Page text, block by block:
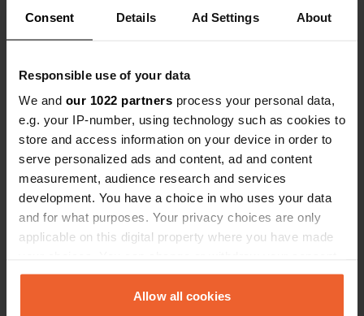
Consent Details Ad Settings About
Responsible use of your data
We and our 1022 partners process your personal data,
e.g. your IP-number, using technology such as cookies to
store and access information on your device in order to
serve personalized ads and content, ad and content
measurement, audience research and services
development. You have a choice in who uses your data
and for what purposes. Your privacy choices are only
applicable on this digital property where you have made
any time from the Cookie Declaration or by clicking on
the Privacy trigger icon.Allow all cookies
44.27717 11.589
6094
Passer àPRO+
pour toutes les coordonnées PRO+
Carte
Afficher sur la carte
Numéro de téléphone
Appelez l'emplacement Copie